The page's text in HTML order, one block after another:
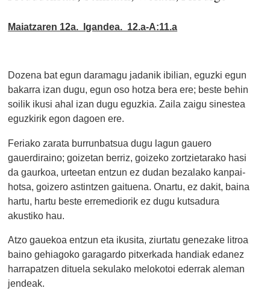
Maiatzaren 12a. Igandea. 12.a-A:11.a
Dozena bat egun daramagu jadanik ibilian, eguzki egun
bakarra izan dugu, egun oso hotza bera ere; beste behin
soilik ikusi ahal izan dugu eguzkia. Zaila zaigu sinestea
eguzkirik egon dagoen ere.
Feriako zarata burrunbatsua dugu lagun gauero
gauerdiraino; goizetan berriz, goizeko zortzietarako hasi
da gaurkoa, urteetan entzun ez dudan bezalako kanpai-
hotsa, goizero astintzen gaituena. Onartu, ez dakit, baina
hartu, hartu beste erremediorik ez dugu kutsadura
akustiko hau.
Atzo gauekoa entzun eta ikusita, ziurtatu genezake litroa
baino gehiagoko garagardo pitxerkada handiak edanez
harrapatzen dituela sekulako melokotoi ederrak aleman
jendeak.